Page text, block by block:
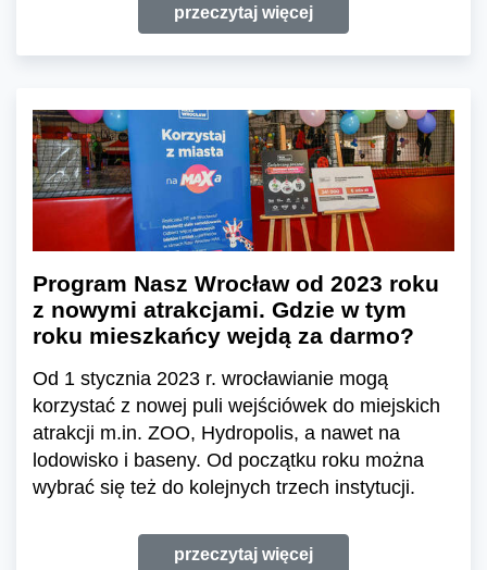
przeczytaj więcej
Program Nasz Wrocław od 2023 roku
z nowymi atrakcjami. Gdzie w tym
roku mieszkańcy wejdą za darmo?
Od 1 stycznia 2023 r. wrocławianie mogą
korzystać z nowej puli wejściówek do miejskich
atrakcji m.in. ZOO, Hydropolis, a nawet na
lodowisko i baseny. Od początku roku można
wybrać się też do kolejnych trzech instytucji.
przeczytaj więcej